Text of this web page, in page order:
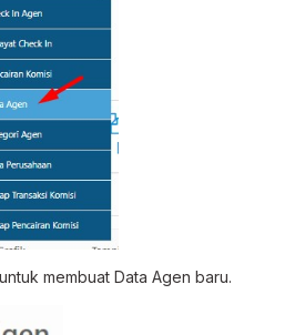
untuk membuat Data Agen baru.